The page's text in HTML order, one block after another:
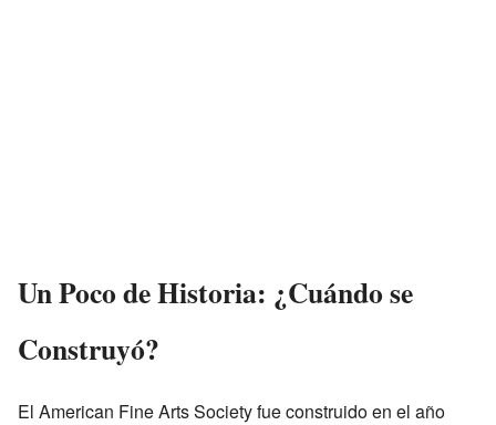
Un Poco de Historia: ¿Cuándo se
Construyó?
El American Fine Arts Society fue construido en el año